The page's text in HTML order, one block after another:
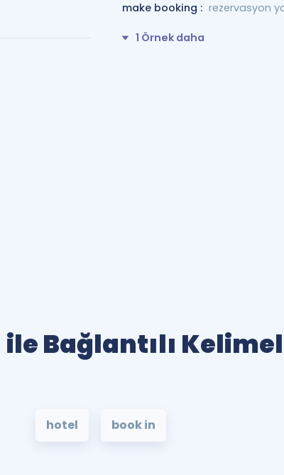
make booking : rezervasyon
1 Örnek daha
ile Bağlantılı
hotel book in